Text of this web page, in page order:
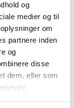
og
medier og til
om
partnere inden
og
disse
dem, eller som
til at kontakte
assistance.